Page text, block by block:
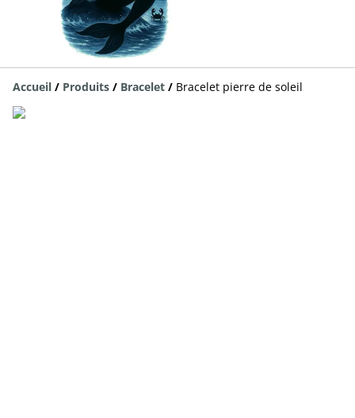
Accueil / Produits / Bracelet / Bracelet pierre de soleil